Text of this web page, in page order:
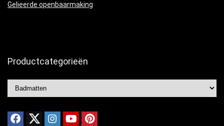
Gelieerde openbaarmaking
Productcategorieën